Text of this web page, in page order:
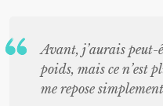
Avant, j’aurais peut-
poids, mais ce n’est
me repose